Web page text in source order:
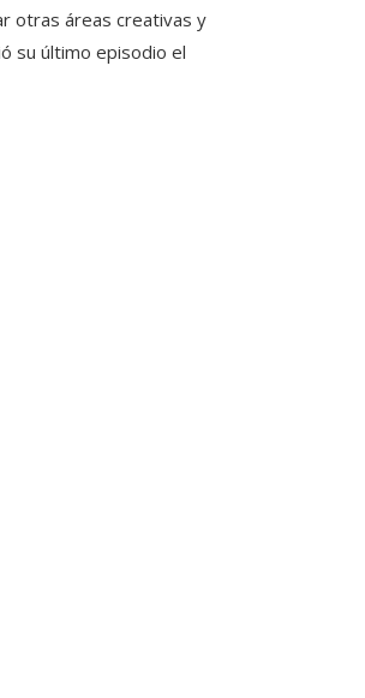
otras áreas creativas y
su último episodio el